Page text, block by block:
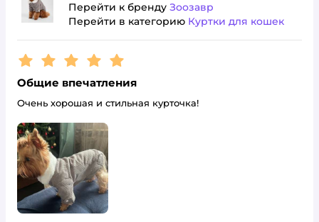
Перейти к бренду Зоозавр
Перейти в категорию Куртки для кошек
Рейтинг:5
Общие впечатления
Очень хорошая и стильная курточка!